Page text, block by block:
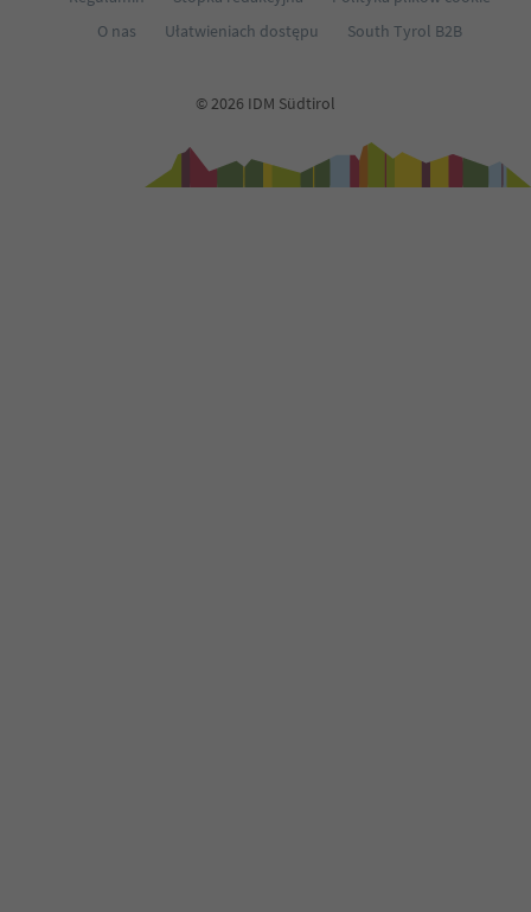
O nas
Ułatwieniach dostępu South Tyrol B2B
© 2026 IDM Südtirol